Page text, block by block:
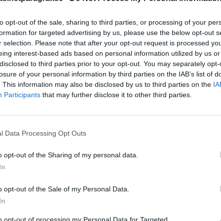
opt-out of the sale, sharing to third parties, or processing of your
for targeted advertising by us, please use the below opt-out
selection. Please note that after your opt-out request is processed
interest-based ads based on personal information utilized by us
to third parties prior to your opt-out. You may separately
of your personal information by third parties on the IAB’s list of
This information may also be disclosed by us to third parties on the
Participants that may further disclose it to other third parties.
Data Processing Opt Outs
opt-out of the Sharing of my personal data.
opt-out of the Sale of my Personal Data.
maximala
praktik blir det enkelt
som handlar om tillit.
jämlikheten, den
och dess företrädares
befolkningens villkor.
många människor.
institutioner som ett
möjlighet till
det motsatta.
en ”stödjande
fostran,
SENASTE NYHETERNA
Döda pensionärer är ett
nästa aktieutdelning
Nyhetsplock torsdag 6
2026-08-06
Tomma löften från
2026-08-05
Nyhetsplock onsdag 5
bryta revben”